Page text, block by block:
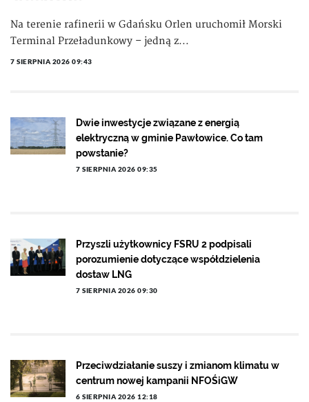
Na terenie rafinerii w Gdańsku Orlen uruchomił Morski
Terminal Przeładunkowy – jedną z...
7 SIERPNIA 2026 09:43
Dwie inwestycje związane z energią
elektryczną w gminie Pawłowice. Co tam
powstanie?
7 SIERPNIA 2026 09:35
Przyszli użytkownicy FSRU 2 podpisali
porozumienie dotyczące współdzielenia
dostaw LNG
7 SIERPNIA 2026 09:30
Przeciwdziałanie suszy i zmianom klimatu w
centrum nowej kampanii NFOŚiGW
6 SIERPNIA 2026 12:18